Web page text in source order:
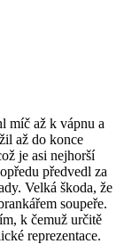
míč až k vápnu a
až do konce
je asi nejhorší
předvedl za
Velká škoda, že
soupeře.
k čemuž určitě
reprezentace.